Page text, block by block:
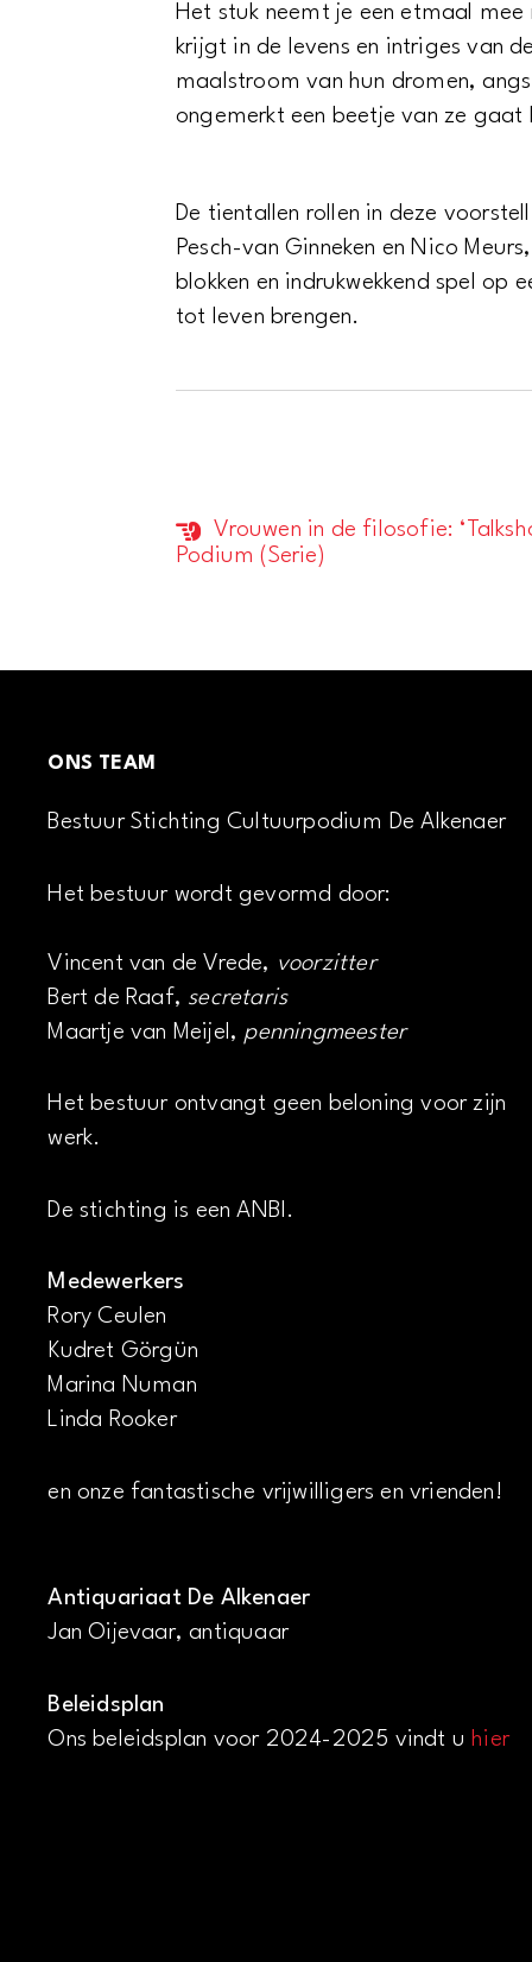
Het stuk neemt je een etmaal mee
krijgt in de levens en intriges van
maalstroom van hun dromen,
ongemerkt een beetje van ze gaat
De tientallen rollen in deze
Pesch-van Ginneken en Nico
blokken en indrukwekkend spel
tot leven brengen.
Evenement
Vrouwen in de filosofie:
Podium (Serie)
ONS TEAM
Bestuur Stichting Cultuurpodium De Alkenaer
Het bestuur wordt gevormd door:
Vincent van de Vrede, voorzitter
Bert de Raaf, secretaris
Maartje van Meijel, penningmeester
Het bestuur ontvangt geen beloning voor zijn
werk.
De stichting is een ANBI.
Medewerkers
Rory Ceulen
Kudret Görgün
Marina Numan
Linda Rooker
en onze fantastische vrijwilligers en vrienden!
Antiquariaat De Alkenaer
Jan Oijevaar, antiquaar
Beleidsplan
Ons beleidsplan voor 2024-2025 vindt u hier